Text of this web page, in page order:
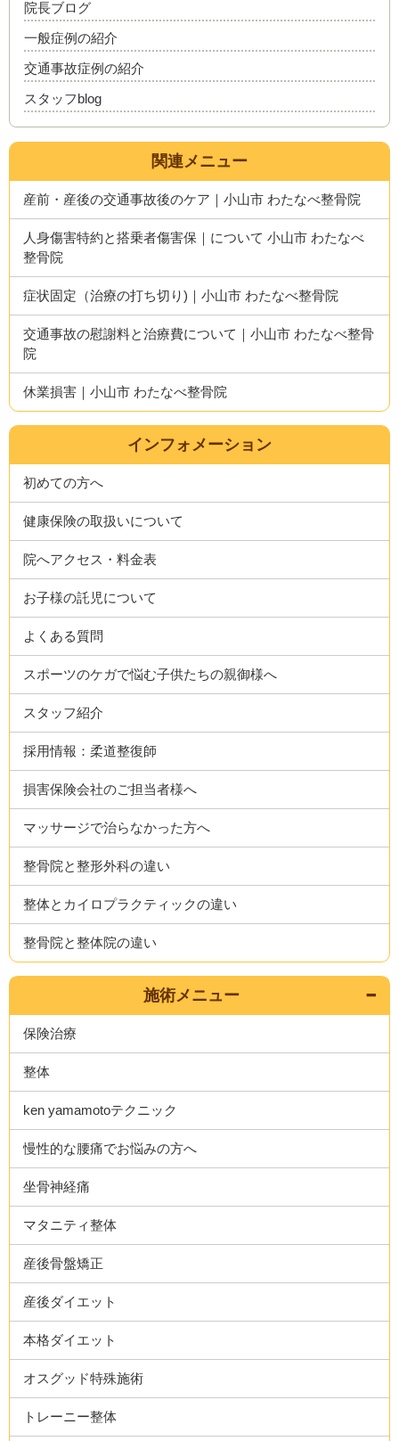
院長ブログ
一般症例の紹介
交通事故症例の紹介
スタッフblog
関連メニュー
産前・産後の交通事故後のケア｜小山市 わたなべ整骨院
人身傷害特約と搭乗者傷害保｜について 小山市 わたなべ
整骨院
症状固定（治療の打ち切り)｜小山市 わたなべ整骨院
交通事故の慰謝料と治療費について｜小山市 わたなべ整骨
院
休業損害｜小山市 わたなべ整骨院
インフォメーション
初めての方へ
健康保険の取扱いについて
院へアクセス・料金表
お子様の託児について
よくある質問
スポーツのケガで悩む子供たちの親御様へ
スタッフ紹介
採用情報：柔道整復師
損害保険会社のご担当者様へ
マッサージで治らなかった方へ
整骨院と整形外科の違い
整体とカイロプラクティックの違い
整骨院と整体院の違い
施術メニュー
保険治療
整体
ken yamamotoテクニック
慢性的な腰痛でお悩みの方へ
坐骨神経痛
マタニティ整体
産後骨盤矯正
産後ダイエット
本格ダイエット
オスグッド特殊施術
トレーニー整体